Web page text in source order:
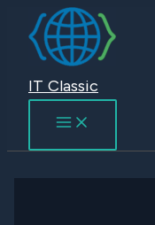
Перейти
содержимому
IT Classic